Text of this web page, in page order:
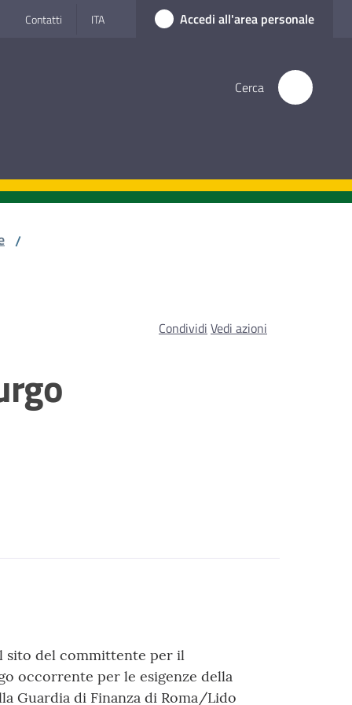
Contatti ITA Accedi all'area personale
Cerca
/
Condividi Vedi azioni
sito del committente per il
occorrente per le esigenze della
Guardia di Finanza di Roma/Lido